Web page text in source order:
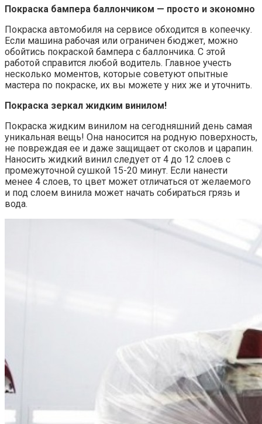
Покраска бампера баллончиком — просто и экономно
Покраска автомобиля на сервисе обходится в копеечку.
Если машина рабочая или ограничен бюджет, можно
обойтись покраской бампера с баллончика. С этой
работой справится любой водитель. Главное учесть
несколько моментов, которые советуют опытные
мастера по покраске, их вы можете у них же и уточнить.
Покраска зеркал жидким винилом!
Покраска жидким винилом на сегодняшний день самая
уникальная вещь! Она наносится на родную поверхность,
не повреждая ее и даже защищает от сколов и царапин.
Наносить жидкий винил следует от 4 до 12 слоев с
промежуточной сушкой 15-20 минут. Если нанести
менее 4 слоев, то цвет может отличаться от желаемого
и под слоем винила может начать собираться грязь и
вода.